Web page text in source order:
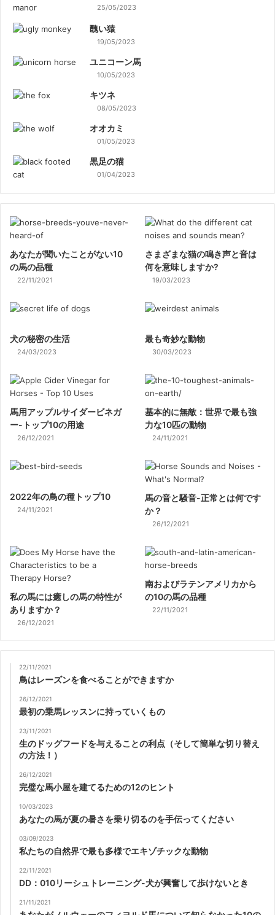
25/05/2023
醜い猿
19/05/2023
ユニコーン馬
10/05/2023
キツネ
08/05/2023
オオカミ
01/05/2023
黒足の猫
01/04/2023
あなたが聞いたことがない10
の馬の品種
22/11/2021
さまざまな猫の鳴き声と音は
何を意味しますか?
19/03/2023
犬の秘密の生活
24/03/2023
最も奇妙な動物
30/03/2023
馬用アップルサイダービネガ
ー-トップ10の用途
26/12/2021
基本的に無敵：世界で最も強
力な10匹の動物
24/11/2021
2022年の鳥の種トップ10
24/11/2021
馬の音と騒音-正常とは何です
か？
26/12/2021
私の馬には癒しの馬の特性が
ありますか？
26/12/2021
南およびラテンアメリカから
の10の馬の品種
22/11/2021
22/11/2021
鳥はレーズンを食べることができますか
26/12/2021
最初の乗馬レッスンに持っていくもの
23/11/2021
生のドッグフードを与えることの利点（そして簡単な切り替え
の方法！）
26/12/2021
完璧な馬小屋を建てるための12のヒント
10/03/2023
あなたの馬が夏の暑さを乗り切るのを手伝ってください
03/09/2023
私たちの自然界で最も多様でエキゾチックな動物
22/11/2021
DD：010リーシュトレーニング-犬が興奮して歩けないとき
21/11/2021